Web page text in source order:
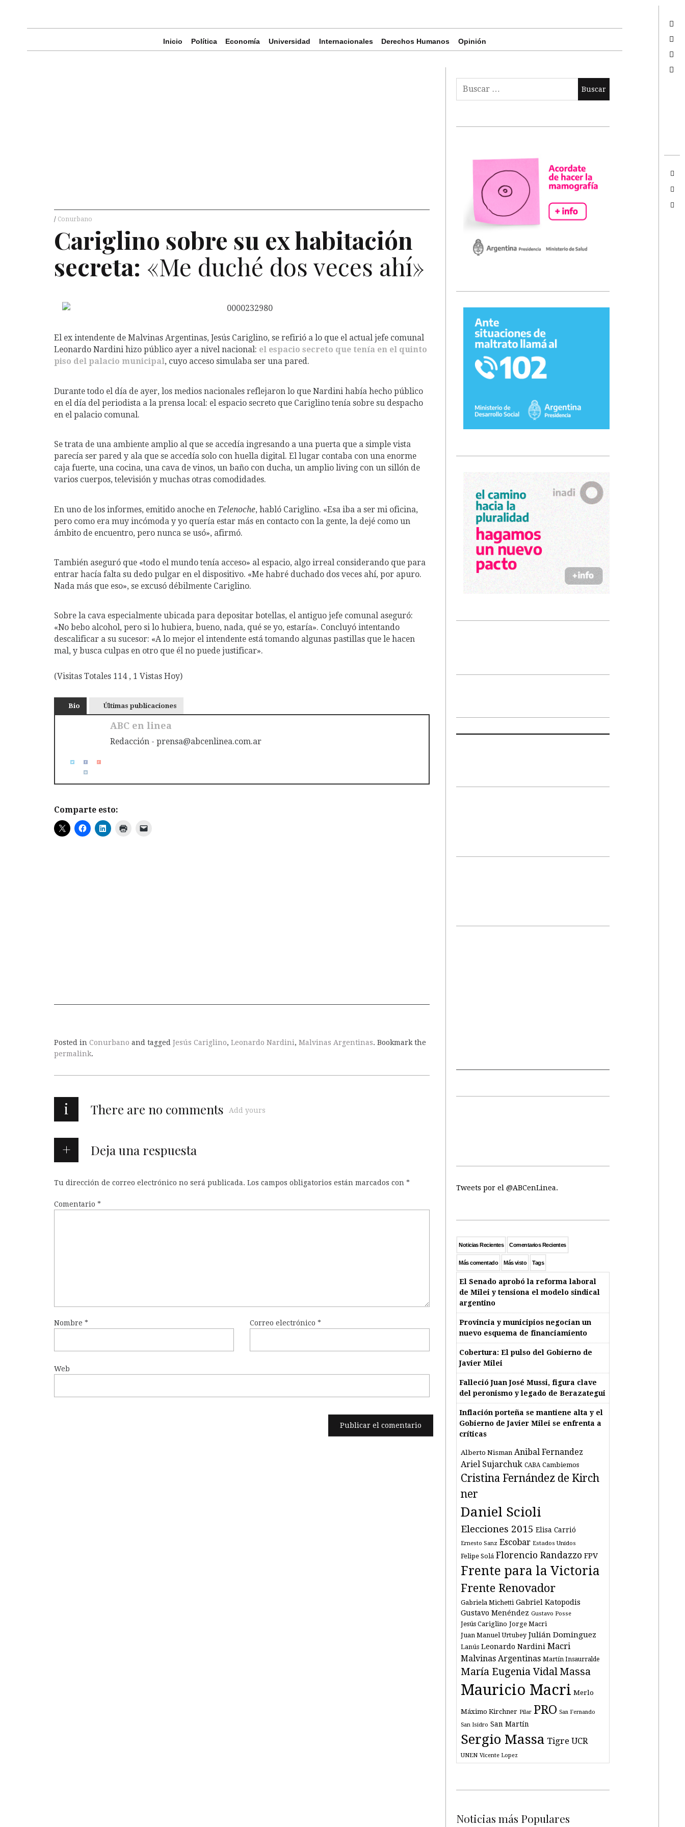
Inicio Política Economía Universidad Internacionales Derechos Humanos Opinión
Conurbano
Cariglino sobre su ex habitación
secreta: «Me duché dos veces ahí»
El ex intendente de Malvinas Argentinas, Jesús Cariglino, se refirió a lo que el actual jefe comunal
Leonardo Nardini hizo público ayer a nivel nacional: el espacio secreto que tenía en el quinto
piso del palacio municipal, cuyo acceso simulaba ser una pared.
Durante todo el día de ayer, los medios nacionales reflejaron lo que Nardini había hecho público
en el día del periodista a la prensa local: el espacio secreto que Cariglino tenía sobre su despacho
en el palacio comunal.
Se trata de una ambiente amplio al que se accedía ingresando a una puerta que a simple vista
parecía ser pared y ala que se accedía solo con huella digital. El lugar contaba con una enorme
caja fuerte, una cocina, una cava de vinos, un baño con ducha, un amplio living con un sillón de
varios cuerpos, televisión y muchas otras comodidades.
En uno de los informes, emitido anoche en Telenoche, habló Cariglino. «Esa iba a ser mi oficina,
pero como era muy incómoda y yo quería estar más en contacto con la gente, la dejé como un
ámbito de encuentro, pero nunca se usó», afirmó.
También aseguró que «todo el mundo tenía acceso» al espacio, algo irreal considerando que para
entrar hacía falta su dedo pulgar en el dispositivo. «Me habré duchado dos veces ahí, por apuro.
Nada más que eso», se excusó débilmente Cariglino.
Sobre la cava especialmente ubicada para depositar botellas, el antiguo jefe comunal aseguró:
«No bebo alcohol, pero si lo hubiera, bueno, nada, qué se yo, estaría». Concluyó intentando
descalificar a su sucesor: «A lo mejor el intendente está tomando algunas pastillas que le hacen
mal, y busca culpas en otro que él no puede justificar».
(Visitas Totales 114 , 1 Vistas Hoy)
Bio Últimas publicaciones
ABC en linea
Redacción - prensa@abcenlinea.com.ar
Comparte esto:
Posted in Conurbano and tagged Jesús Cariglino, Leonardo Nardini, Malvinas Argentinas. Bookmark the
permalink.
i There are no comments Add yours
Deja una respuesta
Tu dirección de correo electrónico no será publicada. Los campos obligatorios están marcados con *
Comentario *
Nombre * Correo electrónico*
Web
Tweets por el @ABCenLinea.
Noticias Recientes Comentarios Recientes
Más comentado Más visto Tags
El Senado aprobó la reforma laboral
de Milei y tensiona el modelo sindical
argentino
Provincia y municipios negocian un
nuevo esquema de financiamiento
Cobertura: El pulso del Gobierno de
Javier Milei
Falleció Juan José Mussi, figura clave
del peronismo y legado de Berazategui
Inflación porteña se mantiene alta y el
Gobierno de Javier Milei se enfrenta a
críticas
Alberto Nisman Anibal Fernandez
Ariel Sujarchuk CABA Cambiemos
Cristina Fernández de Kirch
ner
Daniel Scioli
Elecciones 2015 Elisa Carrió
Ernesto Sanz Escobar Estados Unidos
Felipe Solá Florencio Randazzo FPV
Frente para la Victoria
Frente Renovador
Gabriela Michetti Gabriel Katopodis
Gustavo Menéndez Gustavo Posse
Jesús Cariglino Jorge Macri
Juan Manuel Urtubey Julián Dominguez
Lanús Leonardo Nardini Macri
Malvinas Argentinas Martín Insaurralde
María Eugenia Vidal Massa
Mauricio Macri Merlo
Máximo Kirchner Pilar PRO San Fernando
San Isidro San Martín
Sergio Massa Tigre UCR
UNEN Vicente Lopez
Noticias más Populares